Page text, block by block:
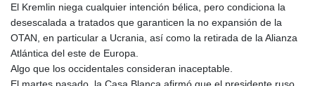
KES 149.158147
KGS 101.104505
KHR 4681.941823
KRW 1627.712241
El Kremlin niega cualquier intención bélica, pero condiciona la
desescalada a tratados que garanticen la no expansión de la
OTAN, en particular a Ucrania, así como la retirada de la Alianza
Atlántica del este de Europa.
Algo que los occidentales consideran inaceptable.
El martes pasado, la Casa Blanca afirmó que el presidente ruso